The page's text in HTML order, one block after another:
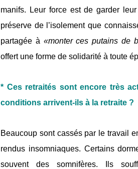
manifs. Leur force est de garder
préserve de l’isolement que
partagée à «monter ces putains de
offert une forme de solidarité à toute
* Ces retraités sont encore très
conditions arrivent-ils à la retraite ?
Beaucoup sont cassés par le travail
rendus insomniaques. Certains
souvent des somnifères. Ils